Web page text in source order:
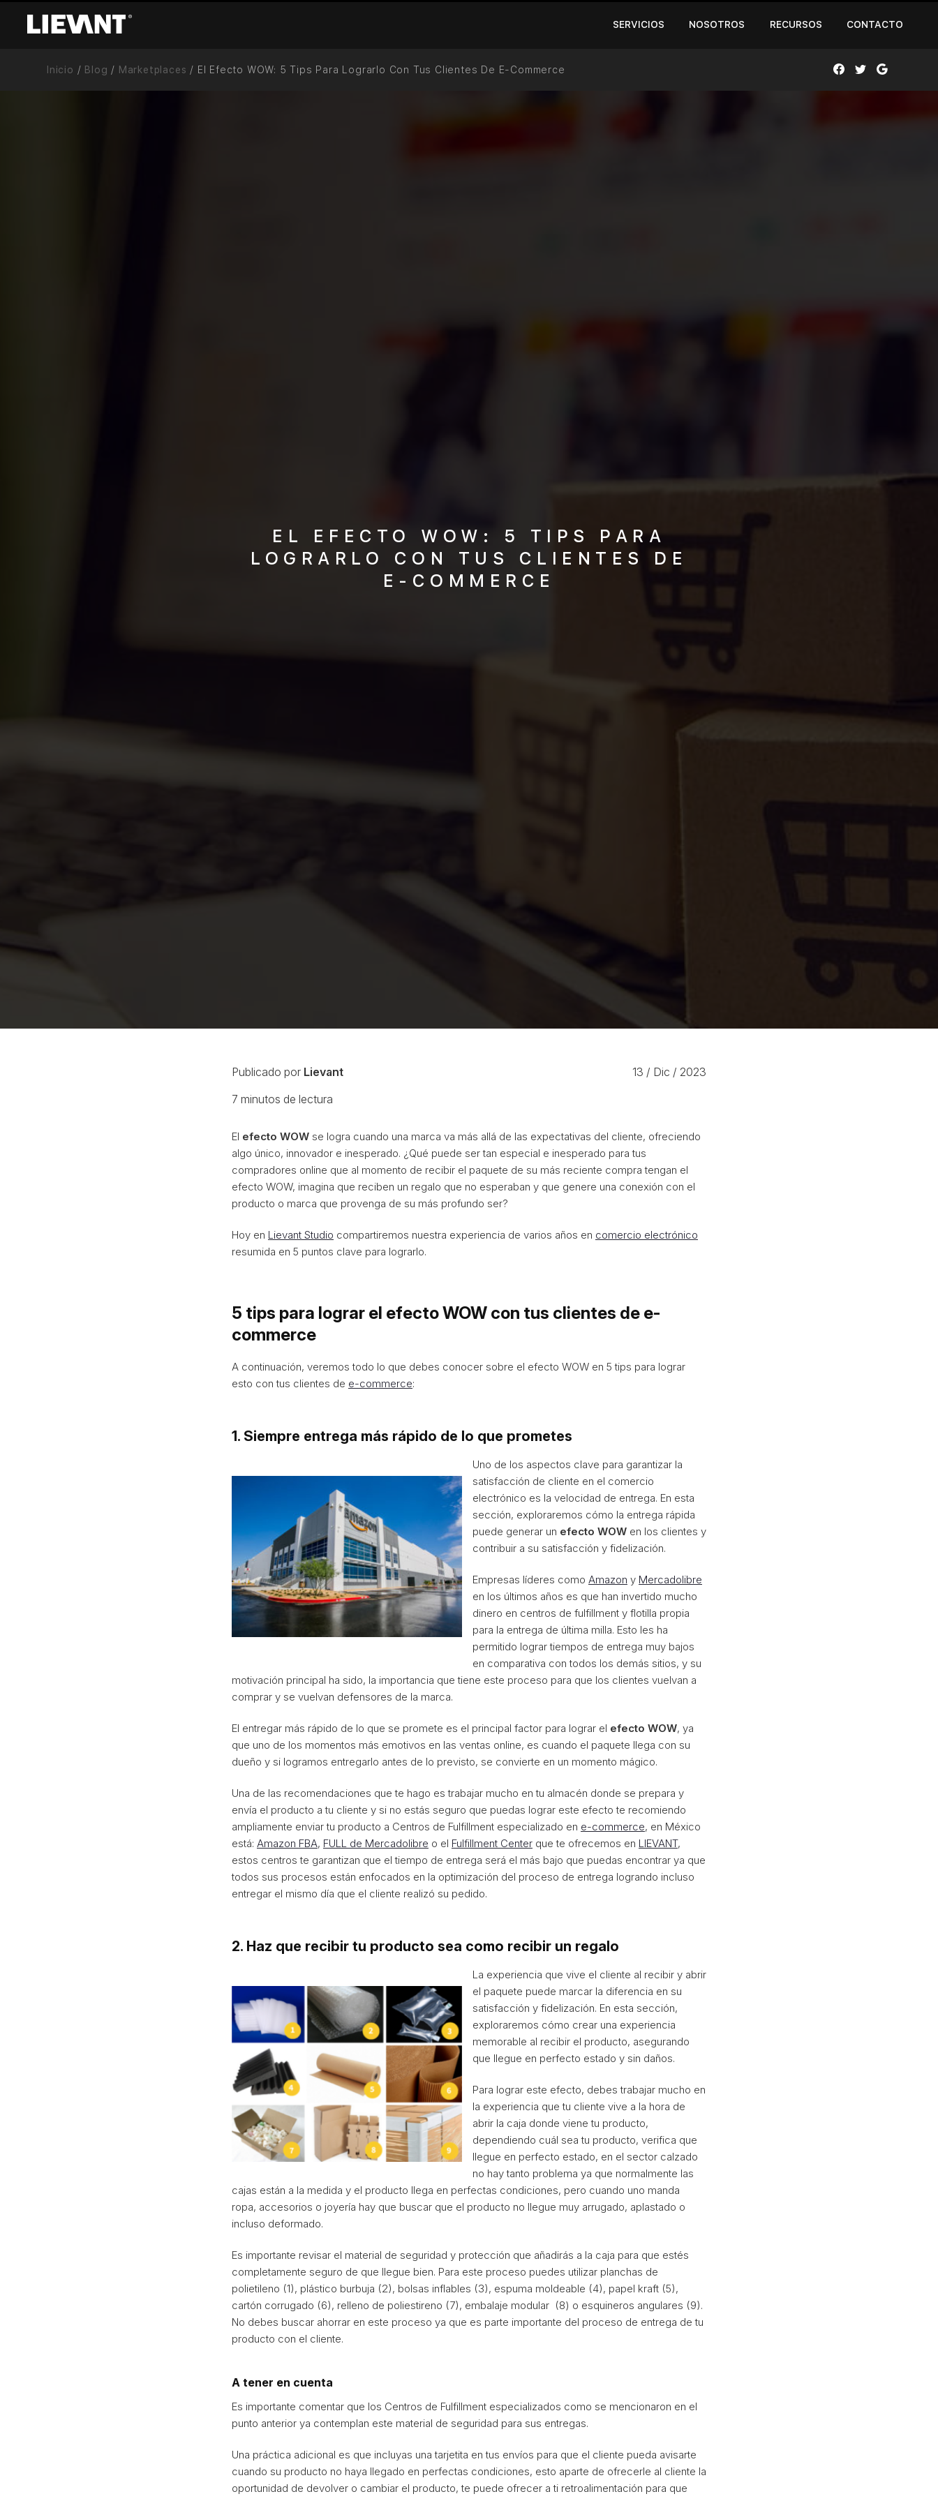
SERVICIOS NOSOTROS RECURSOS CONTACTO
Inicio / Blog / Marketplaces / El Efecto WOW: 5 Tips Para Lograrlo Con Tus Clientes De E-Commerce
EL EFECTO WOW: 5 TIPS PARA
LOGRARLO CON TUS CLIENTES DE
E-COMMERCE
Publicado por Lievant 13 / Dic / 2023
7 minutos de lectura
El efecto WOW se logra cuando una marca va más allá de las expectativas del cliente, ofreciendo
algo único, innovador e inesperado. ¿Qué puede ser tan especial e inesperado para tus
compradores online que al momento de recibir el paquete de su más reciente compra tengan el
efecto WOW, imagina que reciben un regalo que no esperaban y que genere una conexión con el
producto o marca que provenga de su más profundo ser?
Hoy en Lievant Studio compartiremos nuestra experiencia de varios años en comercio electrónico
resumida en 5 puntos clave para lograrlo.
5 tips para lograr el efecto WOW con tus clientes de e-
commerce
A continuación, veremos todo lo que debes conocer sobre el efecto WOW en 5 tips para lograr
esto con tus clientes de e-commerce:
1. Siempre entrega más rápido de lo que prometes
Uno de los aspectos clave para garantizar la
satisfacción de cliente en el comercio
electrónico es la velocidad de entrega. En esta
sección, exploraremos cómo la entrega rápida
puede generar un efecto WOW en los clientes y
contribuir a su satisfacción y fidelización.
Empresas líderes como Amazon y Mercadolibre
en los últimos años es que han invertido mucho
dinero en centros de fulfillment y flotilla propia
para la entrega de última milla. Esto les ha
permitido lograr tiempos de entrega muy bajos
en comparativa con todos los demás sitios, y su
motivación principal ha sido, la importancia que tiene este proceso para que los clientes vuelvan a
comprar y se vuelvan defensores de la marca.
El entregar más rápido de lo que se promete es el principal factor para lograr el efecto WOW, ya
que uno de los momentos más emotivos en las ventas online, es cuando el paquete llega con su
dueño y si logramos entregarlo antes de lo previsto, se convierte en un momento mágico.
Una de las recomendaciones que te hago es trabajar mucho en tu almacén donde se prepara y
envía el producto a tu cliente y si no estás seguro que puedas lograr este efecto te recomiendo
ampliamente enviar tu producto a Centros de Fulfillment especializado en e-commerce, en México
está: Amazon FBA, FULL de Mercadolibre o el Fulfillment Center que te ofrecemos en LIEVANT,
estos centros te garantizan que el tiempo de entrega será el más bajo que puedas encontrar ya que
todos sus procesos están enfocados en la optimización del proceso de entrega logrando incluso
entregar el mismo día que el cliente realizó su pedido.
2. Haz que recibir tu producto sea como recibir un regalo
La experiencia que vive el cliente al recibir y abrir
el paquete puede marcar la diferencia en su
satisfacción y fidelización. En esta sección,
exploraremos cómo crear una experiencia
memorable al recibir el producto, asegurando
que llegue en perfecto estado y sin daños.
Para lograr este efecto, debes trabajar mucho en
la experiencia que tu cliente vive a la hora de
abrir la caja donde viene tu producto,
dependiendo cuál sea tu producto, verifica que
llegue en perfecto estado, en el sector calzado
no hay tanto problema ya que normalmente las
cajas están a la medida y el producto llega en perfectas condiciones, pero cuando uno manda
ropa, accesorios o joyería hay que buscar que el producto no llegue muy arrugado, aplastado o
incluso deformado.
Es importante revisar el material de seguridad y protección que añadirás a la caja para que estés
completamente seguro de que llegue bien. Para este proceso puedes utilizar planchas de
polietileno (1), plástico burbuja (2), bolsas inflables (3), espuma moldeable (4), papel kraft (5),
cartón corrugado (6), relleno de poliestireno (7), embalaje modular (8) o esquineros angulares (9).
No debes buscar ahorrar en este proceso ya que es parte importante del proceso de entrega de tu
producto con el cliente.
A tener en cuenta
Es importante comentar que los Centros de Fulfillment especializados como se mencionaron en el
punto anterior ya contemplan este material de seguridad para sus entregas.
Una práctica adicional es que incluyas una tarjetita en tus envíos para que el cliente pueda avisarte
cuando su producto no haya llegado en perfectas condiciones, esto aparte de ofrecerle al cliente la
oportunidad de devolver o cambiar el producto, te puede ofrecer a ti retroalimentación para que